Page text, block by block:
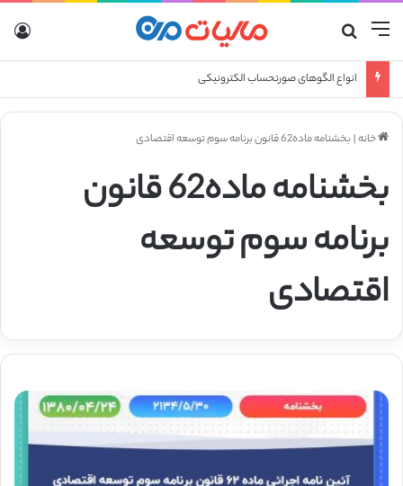
منو
انواع الگوهای صورتحساب الکترونیکی
خانه| بخشنامه ماده62 قانون برنامه سوم توسعه اقتصادی
بخشنامه ماده62 قانون
برنامه سوم توسعه
اقتصادی